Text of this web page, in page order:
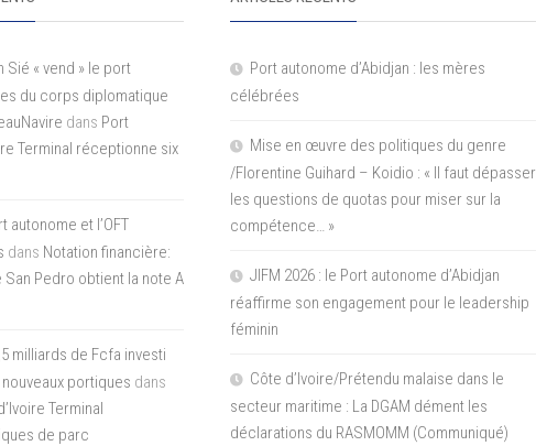
Sié « vend » le port
du corps diplomatique
dans Port
Terminal réceptionne six
autonome et l’OFT
dans Notation financière:
Pedro obtient la note A
milliards de Fcfa investi
portiques dans
Terminal
de parc
Port autonome d’Abidjan : les mères
célébrées
Mise en œuvre des politiques du genre
/Florentine Guihard – Koidio : « Il faut dépasser
les questions de quotas pour miser sur la
compétence… »
JIFM 2026 : le Port autonome d’Abidjan
réaffirme son engagement pour le leadership
féminin
Côte d’Ivoire/Prétendu malaise dans le
secteur maritime : La DGAM dément les
déclarations du RASMOMM (Communiqué)